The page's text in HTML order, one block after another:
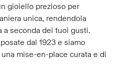
gioiello prezioso per
unica, rendendola
a seconda dei tuoi gusti.
dal 1923 e siamo
mise-en-place curata e di